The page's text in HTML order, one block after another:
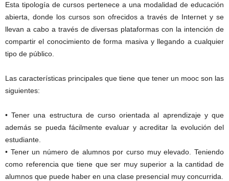
Esta tipología de cursos pertenece a una modalidad de educación
abierta, donde los cursos son ofrecidos a través de Internet y se
llevan a cabo a través de diversas plataformas con la intención de
compartir el conocimiento de forma masiva y llegando a cualquier
tipo de público.
Las características principales que tiene que tener un mooc son las
siguientes:
• Tener una estructura de curso orientada al aprendizaje y que
además se pueda fácilmente evaluar y acreditar la evolución del
estudiante.
• Tener un número de alumnos por curso muy elevado. Teniendo
como referencia que tiene que ser muy superior a la cantidad de
alumnos que puede haber en una clase presencial muy concurrida.